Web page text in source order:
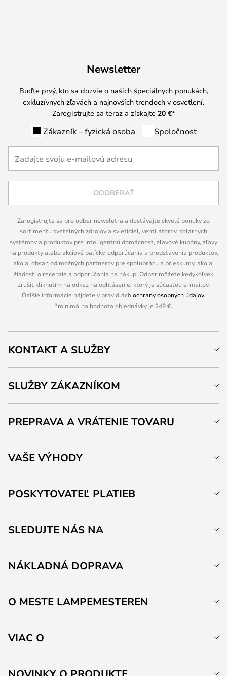
Newsletter
Buďte prvý, kto sa dozvie o našich špeciálnych ponukách,
exkluzívnych zľavách a najnovších trendoch v osvetlení.
Zaregistrujte sa teraz a získajte 20 €*
Zákazník – fyzická osoba Spoločnosť
ODOBERAŤ
Zaregistrujte sa pre odber newsletra a dostávajte skvelé ponuky zo
sortimentu svetelných zdrojov a svietidiel, ventilátorov, solárnych
systémov a produktov pre inteligentnú domácnosť, zľavové kupóny, zľavy
na produkty alebo akciové balíčky, odporúčania a predstavenia produktov,
ako aj obsah od možných partnerov pre spoluprácu a prieskumy, ako aj
žiadosti o recenzie a odporúčania na nákup. Odber môžete kedykoľvek
zrušiť kliknutím na odkaz na odhlásenie, ktorý je súčasťou e-mailov.
Ďalšie informácie nájdete v pravidláchochrany osobných údajov.
*minimálna hodnota objednávky je 249 €.
KONTAKT A SLUŽBY
SLUŽBY ZÁKAZNÍKOM
PREPRAVA A VRÁTENIE TOVARU
VAŠE VÝHODY
POSKYTOVATEĽ PLATIEB
SLEDUJTE NÁS NA
NÁKLADNÁ DOPRAVA
O MESTE LAMPEMESTEREN
VIAC O